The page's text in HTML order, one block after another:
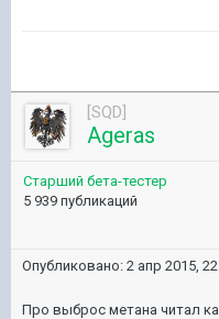
[SQD]
Ageras
Старший бета-тестер
5 939 публикаций
Опубликовано: 2 апр 2015,
Про выброс метана читал